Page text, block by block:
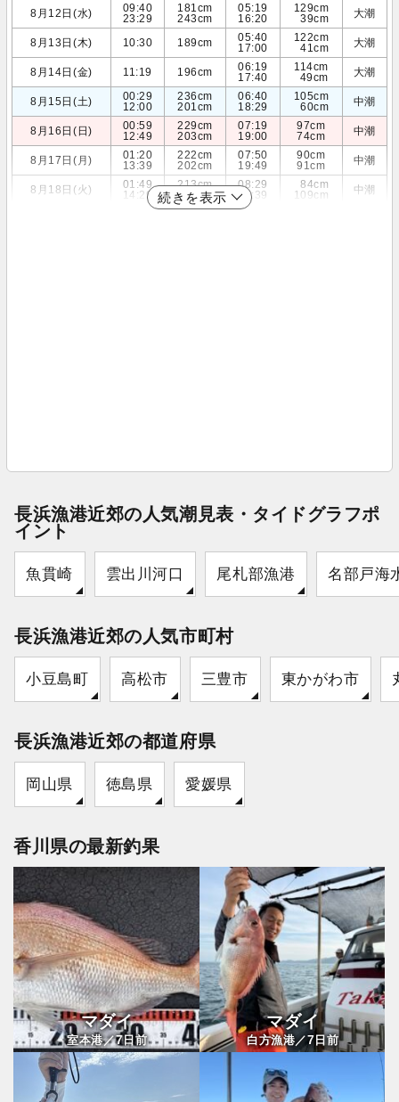
8月12日(水)
09:40
23:29
181cm
243cm
05:19
16:20
129cm
39cm
大潮
8月13日(木) 10:30 189cm
05:40
17:00
122cm
41cm
大潮
8月14日(金) 11:19 196cm
06:19
17:40
114cm
49cm
大潮
8月15日(土)
00:29
12:00
236cm
201cm
06:40
18:29
105cm
60cm
中潮
8月16日(日)
00:59
12:49
229cm
203cm
07:19
19:00
97cm
74cm
中潮
8月17日(月)
01:20
13:39
222cm
202cm
07:50
19:49
90cm
91cm
中潮
8月18日(火)
01:49
14:29
213cm
199cm
08:29
20:39
84cm
109cm
中潮
続きを表示
長浜漁港近郊の人気潮見表・タイドグラフポ
イント
魚貫崎 雲出川河口 尾札部漁港 名部戸海
長浜漁港近郊の人気市町村
小豆島町 高松市 三豊市 東かがわ市
長浜漁港近郊の都道府県
岡山県 徳島県 愛媛県
香川県の最新釣果
マダイ
室本港／7日前
マダイ
白方漁港／7 日前